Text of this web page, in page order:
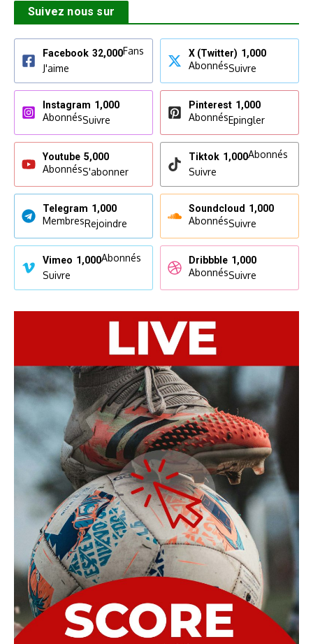
Suivez nous sur
Facebook 32,000Fans
J'aime
X (Twitter) 1,000
AbonnésSuivre
Instagram 1,000
AbonnésSuivre
Pinterest 1,000
AbonnésEpingler
Youtube 5,000
AbonnésS'abonner
Tiktok 1,000Abonnés
Suivre
Telegram 1,000
MembresRejoindre
Soundcloud 1,000
AbonnésSuivre
Vimeo 1,000Abonnés
Suivre
Dribbble 1,000
AbonnésSuivre